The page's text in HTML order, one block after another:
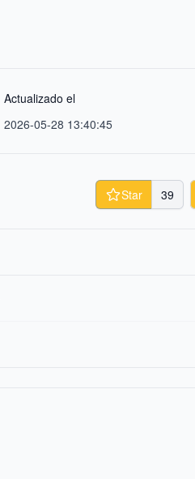
Actualizado el
2026-05-28 13:40:45
Star 39